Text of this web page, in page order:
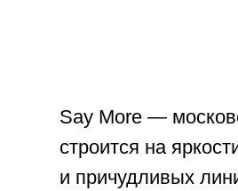
Say More —
строится на
и причудливых